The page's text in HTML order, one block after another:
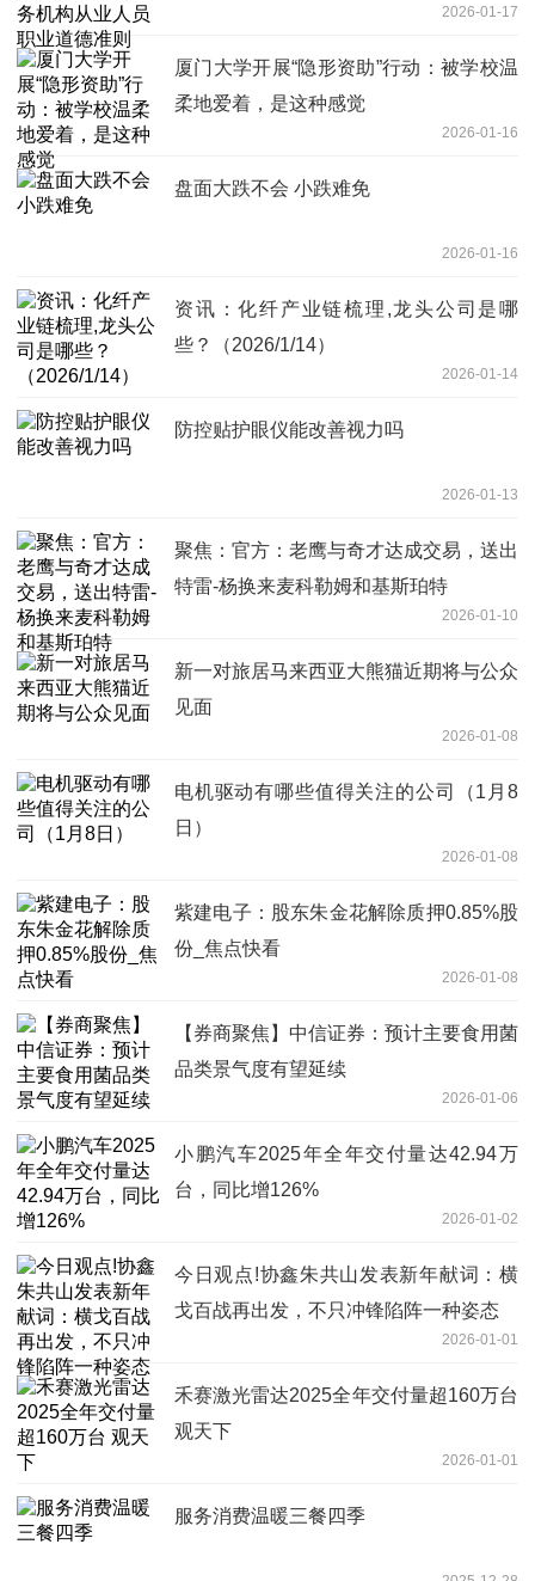
2026-01-17
厦门大学开展“隐形资助”行动：被学校温
柔地爱着，是这种感觉
2026-01-16
盘面大跌不会 小跌难免
2026-01-16
资讯：化纤产业链梳理,龙头公司是哪
些？（2026/1/14）
2026-01-14
防控贴护眼仪能改善视力吗
2026-01-13
聚焦：官方：老鹰与奇才达成交易，送出
特雷-杨换来麦科勒姆和基斯珀特
2026-01-10
新一对旅居马来西亚大熊猫近期将与公众
见面
2026-01-08
电机驱动有哪些值得关注的公司（1月8
日）
2026-01-08
紫建电子：股东朱金花解除质押0.85%股
份_焦点快看
2026-01-08
【券商聚焦】中信证券：预计主要食用菌
品类景气度有望延续
2026-01-06
小鹏汽车2025年全年交付量达42.94万
台，同比增126%
2026-01-02
今日观点!协鑫朱共山发表新年献词：横
戈百战再出发，不只冲锋陷阵一种姿态
2026-01-01
禾赛激光雷达2025全年交付量超160万台
观天下
2026-01-01
服务消费温暖三餐四季